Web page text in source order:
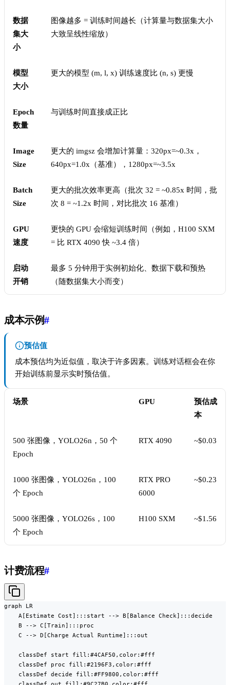
数据
集大
小
图像越多 = 训练时间越长（计算量与数据集大小
大致呈线性缩放）
模型
大小
更大的模型 (m, l, x) 训练速度比 (n, s) 更慢
Epoch
数量
与训练时间直接成正比
Image
Size
更大的 imgsz 会增加计算量：320px=~0.3x，
640px=1.0x（基准），1280px=~3.5x
Batch
Size
更大的批次效率更高（批次 32 = ~0.85x 时间，批
次 8 = ~1.2x 时间，对比批次 16 基准）
GPU
速度
更快的 GPU 会缩短训练时间（例如，H100 SXM
= 比 RTX 4090 快 ~3.4 倍）
启动
开销
最多 5 分钟用于实例初始化、数据下载和预热
（随数据集大小而变）
成本示例#
预估值
成本预估均为近似值，取决于许多因素。训练对话框会在你
开始训练前显示实时预估值。
场景 GPU
预估成
本
500 张图像，YOLO26n，50 个
Epoch
RTX 4090 ~$0.03
1000 张图像，YOLO26n，100
个 Epoch
RTX PRO
6000
~$0.23
5000 张图像，YOLO26s，100
个 Epoch
H100 SXM ~$1.56
计费流程#
graph LR
    A[Estimate Cost]:::start --> B[Balance Check]:::decide
    B --> C[Train]:::proc
    C --> D[Charge Actual Runtime]:::out
    classDef start fill:#4CAF50,color:#fff
    classDef proc fill:#2196F3,color:#fff
    classDef decide fill:#FF9800,color:#fff